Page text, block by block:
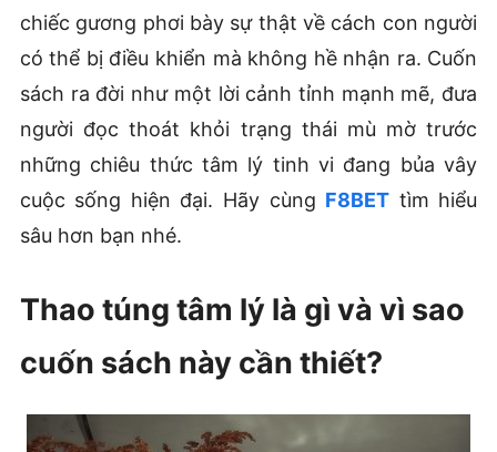
chiếc gương phơi bày sự thật về cách con người
có thể bị điều khiển mà không hề nhận ra. Cuốn
sách ra đời như một lời cảnh tỉnh mạnh mẽ, đưa
người đọc thoát khỏi trạng thái mù mờ trước
những chiêu thức tâm lý tinh vi đang bủa vây
cuộc sống hiện đại. Hãy cùng F8BET tìm hiểu
sâu hơn bạn nhé.
Thao túng tâm lý là gì và vì sao
cuốn sách này cần thiết?